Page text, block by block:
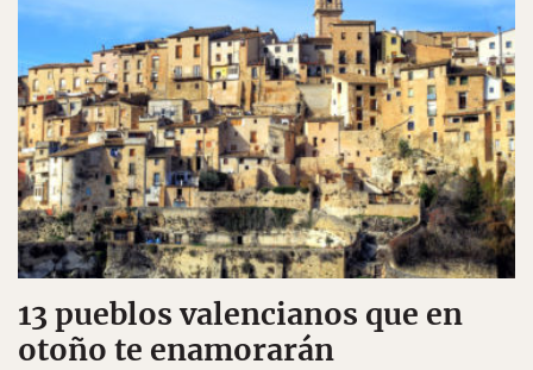
13 pueblos valencianos que en
otoño te enamorarán